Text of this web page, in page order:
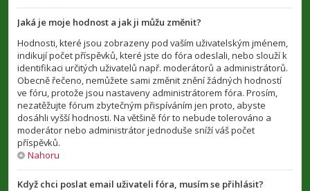
Jaká je moje hodnost a jak ji můžu změnit?
Hodnosti, které jsou zobrazeny pod vaším uživatelským jménem,
indikují počet příspěvků, které jste do fóra odeslali, nebo slouží k
identifikaci určitých uživatelů např. moderátorů a administrátorů.
Obecně řečeno, nemůžete sami změnit znění žádných hodností
ve fóru, protože jsou nastaveny administrátorem fóra. Prosím,
nezatěžujte fórum zbytečným přispíváním jen proto, abyste
dosáhli vyšší hodnosti. Na většině fór to nebude tolerováno a
moderátor nebo administrátor jednoduše sníží váš počet
příspěvků.
Nahoru
Když chci poslat email uživateli fóra, musím se přihlásit?